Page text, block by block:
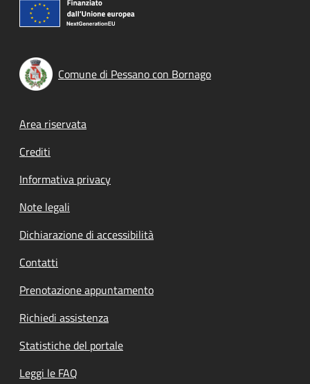
Comune di Pessano con Bornago
Footer menu
Area riservata
Crediti
Informativa privacy
Note legali
Dichiarazione di accessibilità
Contatti
Prenotazione appuntamento
Richiedi assistenza
Statistiche del portale
Leggi le FAQ